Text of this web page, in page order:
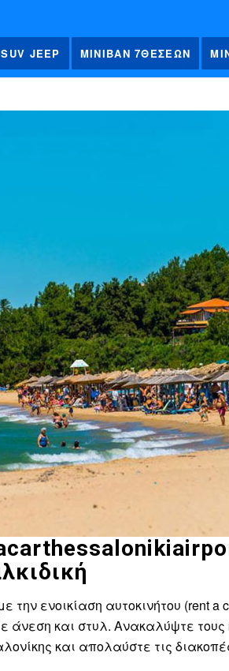
SUV JEEP ΜΙΝΙΒΑΝ 7ΘΕΣΕΩΝ
ενοικίαση αυτοκινήτου (rent
και στυλ. Ανακαλύψτε τους
και απολαύστε τις